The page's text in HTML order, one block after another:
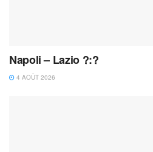
Napoli – Lazio ?:?
4 AOÛT 2026